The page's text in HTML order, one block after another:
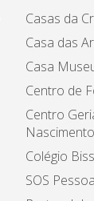
Casas da
Casa das
Casa
Centro de
Centro
Nascimento
Colégio
SOS